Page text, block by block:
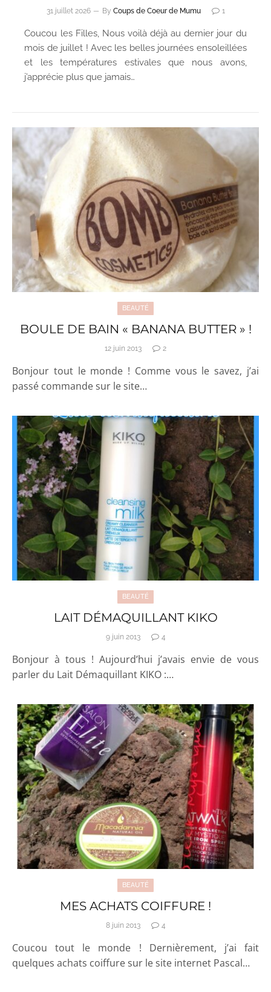
31 juillet 2026 By Coups de Coeur de Mumu 1
Coucou les Filles, Nous voilà déjà au dernier jour du
mois de juillet ! Avec les belles journées ensoleillées
et les températures estivales que nous avons,
j’apprécie plus que jamais…
BEAUTÉ
BOULE DE BAIN « BANANA BUTTER » !
12 juin 2013 2
Bonjour tout le monde ! Comme vous le savez, j’ai
passé commande sur le site…
BEAUTÉ
LAIT DÉMAQUILLANT KIKO
9 juin 2013 4
Bonjour à tous ! Aujourd’hui j’avais envie de vous
parler du Lait Démaquillant KIKO :…
BEAUTÉ
MES ACHATS COIFFURE !
8 juin 2013 4
Coucou tout le monde ! Dernièrement, j’ai fait
quelques achats coiffure sur le site internet Pascal…